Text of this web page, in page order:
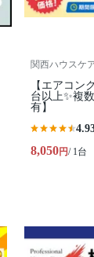
関西ハウスケ
【エアコン
台以上✨複
有】
8,050円/ 1台